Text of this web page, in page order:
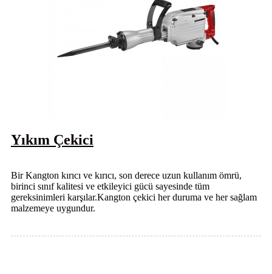
Yıkım Çekici
Bir Kangton kırıcı ve kırıcı, son derece uzun kullanım ömrü,
birinci sınıf kalitesi ve etkileyici gücü sayesinde tüm
gereksinimleri karşılar.Kangton çekici her duruma ve her sağlam
malzemeye uygundur.